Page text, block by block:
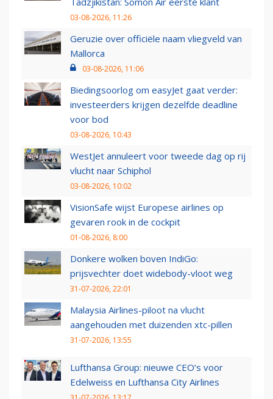
03-08-2026, 11:26
Geruzie over officiële naam vliegveld van
Mallorca
03-08-2026, 11:06
Biedingsoorlog om easyJet gaat verder:
investeerders krijgen dezelfde deadline
voor bod
03-08-2026, 10:43
WestJet annuleert voor tweede dag op rij
vlucht naar Schiphol
03-08-2026, 10:02
VisionSafe wijst Europese airlines op
gevaren rook in de cockpit
01-08-2026, 8:00
Donkere wolken boven IndiGo:
prijsvechter doet widebody-vloot weg
31-07-2026, 22:01
Malaysia Airlines-piloot na vlucht
aangehouden met duizenden xtc-pillen
31-07-2026, 13:55
Lufthansa Group: nieuwe CEO’s voor
Edelweiss en Lufthansa City Airlines